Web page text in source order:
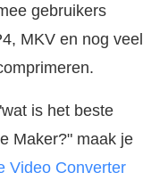
gebruikers
MKV en nog veel
is het beste
Maker?" maak je
Video Converter